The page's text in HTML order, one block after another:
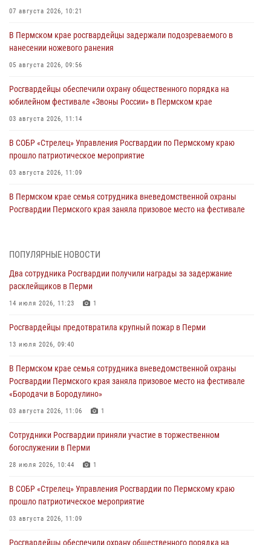
07 августа 2026, 10:21
В Пермском крае росгвардейцы задержали подозреваемого в
нанесении ножевого ранения
05 августа 2026, 09:56
Росгвардейцы обеспечили охрану общественного порядка на
юбилейном фестивале «Звоны России» в Пермском крае
03 августа 2026, 11:14
В СОБР «Стрелец» Управления Росгвардии по Пермскому краю
прошло патриотическое мероприятие
03 августа 2026, 11:09
В Пермском крае семья сотрудника вневедомственной охраны
Росгвардии Пермского края заняла призовое место на фестивале
юных спортсменов
03 августа 2026, 10:59
30 июля 2026, 05:19
богослужении в Перми
28 июля 2026, 10:44
Росгвардейцы оказали силовую поддержку при задержании
28 июля 2026, 06:15
ПОПУЛЯРНЫЕ НОВОСТИ
Два сотрудника Росгвардии получили награды за задержание
расклейщиков в Перми
14 июля 2026, 11:23 1
Росгвардейцы предотвратила крупный пожар в Перми
13 июля 2026, 09:40
В Пермском крае семья сотрудника вневедомственной охраны
Росгвардии Пермского края заняла призовое место на фестивале
«Бородачи в Бородулино»
03 августа 2026, 11:06 1
Сотрудники Росгвардии приняли участие в торжественном
богослужении в Перми
28 июля 2026, 10:44 1
В СОБР «Стрелец» Управления Росгвардии по Пермскому краю
прошло патриотическое мероприятие
03 августа 2026, 11:09
Росгвардейцы обеспечили охрану общественного порядка на